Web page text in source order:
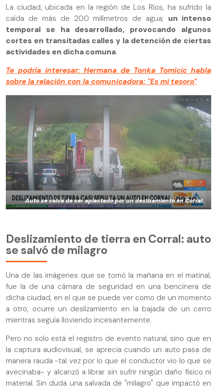
La ciudad, ubicada en la región de Los Ríos, ha sufrido la
caída de más de 200 milímetros de agua; un intenso
temporal se ha desarrollado, provocando algunos
cortes en transitadas calles y la detención de ciertas
actividades en dicha comuna.
Te podría interesar: Hermana de Tonka Tomicic habla
sobre la relación con la comunicadora: "Es mi tesoro"
Auto se salva de ser aplastado por un deslizamiento en Corral.
Deslizamiento de tierra en Corral: auto
se salvó de milagro
Una de las imágenes que se tomó la mañana en el matinal,
fue la de una cámara de seguridad en una bencinera de
dicha ciudad, en el que se puede ver como de un momento
a otro, ocurre un deslizamiento en la bajada de un cerro
mientras seguía lloviendo incesantemente.
Pero no solo está el registro de evento natural, sino que en
la captura audiovisual, se aprecia cuando un auto pasa de
manera rauda -tal vez por lo que el conductor vio lo que se
avecinaba- y alcanzó a librar sin sufrir ningún daño físico ni
material. Sin duda una salvada de "milagro" que impactó en